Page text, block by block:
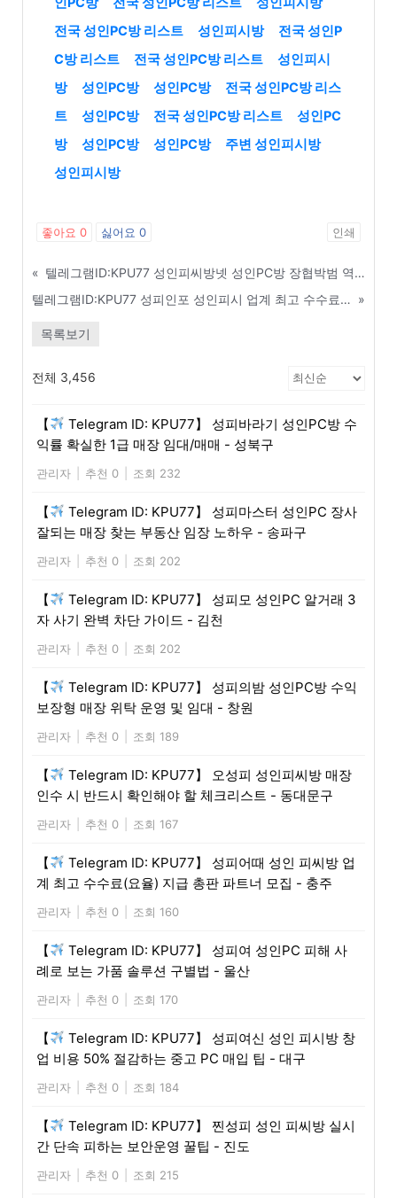
전국 성인PC방 리스트
성인피시방
전국 성인P
C방 리스트
전국 성인PC방 리스트
성인피시
방
성인PC방 성인PC방
전국 성인PC방 리스
트
성인PC방 전국 성인PC방 리스트
성인PC
방
성인PC방 성인PC방
주변 성인피시방
성인피시방
좋아요 0 싫어요 0 인쇄
«
텔레그램ID:KPU77 성인피씨방넷 성인PC방 장협박범 역관광 시키는 법률 대응 매뉴얼 - 상주
텔레그램ID:KPU77 성피인포 성인피시 업계 최고 수수료(요율) 지급 총판 파트너 모집 - 김천
»
목록보기
전체 3,456
【
Telegram ID: KPU77】 성피바라기 성인PC방 수
익률 확실한 1급 매장 임대/매매 - 성북구
관리자 추천 0 조회 232
【
Telegram ID: KPU77】 성피마스터 성인PC 장사
잘되는 매장 찾는 부동산 임장 노하우 - 송파구
관리자 추천 0 조회 202
【
Telegram ID: KPU77】 성피모 성인PC 알거래 3
자 사기 완벽 차단 가이드 - 김천
관리자 추천 0 조회 202
【
Telegram ID: KPU77】 성피의밤 성인PC방 수익
보장형 매장 위탁 운영 및 임대 - 창원
관리자 추천 0 조회 189
【
Telegram ID: KPU77】 오성피 성인피씨방 매장
인수 시 반드시 확인해야 할 체크리스트 - 동대문구
관리자 추천 0 조회 167
【
Telegram ID: KPU77】 성피어때 성인 피씨방 업
계 최고 수수료(요율) 지급 총판 파트너 모집 - 충주
관리자 추천 0 조회 160
【
Telegram ID: KPU77】 성피여 성인PC 피해 사
례로 보는 가품 솔루션 구별법 - 울산
관리자 추천 0 조회 170
【
Telegram ID: KPU77】 성피여신 성인 피시방 창
업 비용 50% 절감하는 중고 PC 매입 팁 - 대구
관리자 추천 0 조회 184
【
Telegram ID: KPU77】 찐성피 성인 피씨방 실시
간 단속 피하는 보안운영 꿀팁 - 진도
관리자 추천 0 조회 215